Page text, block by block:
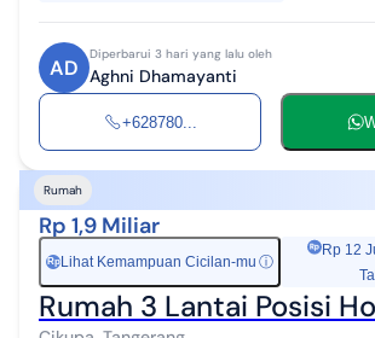
AD
Diperbarui 3 hari yang lalu oleh
Aghni Dhamayanti
+628780...
Rumah
Rp 1,9 Miliar
Rp Lihat Kemampuan Cicilan-mu ⓘ
Rp 12
Rumah 3 Lantai Posisi